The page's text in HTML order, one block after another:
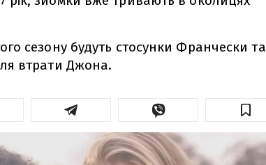
сезону будуть стосунки Франчески та
втрати Джона.